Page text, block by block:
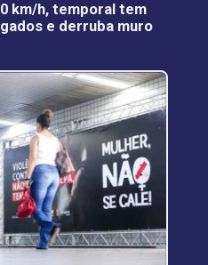
km/h, temporal tem
e derruba muro